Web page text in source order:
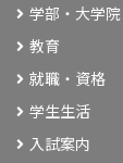
学部・大学院
教育
就職・資格
学生生活
入試案内